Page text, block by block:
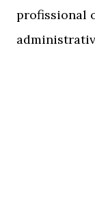
profissional